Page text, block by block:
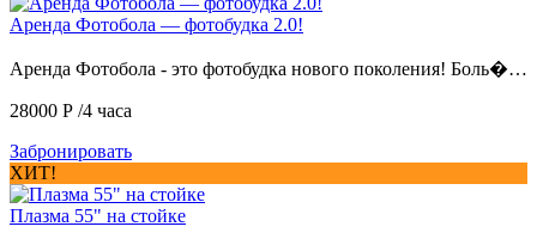
Аренда Фотобола — фотобудка 2.0!
Аренда Фотобола - это фотобудка нового поколения! Боль�…
28000 Р /4 часа
Забронировать
ХИТ!
Плазма 55" на стойке